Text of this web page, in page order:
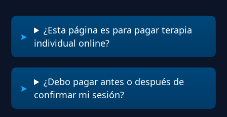
¿Esta página es para pagar terapia
individual online?
¿Debo pagar antes o después de
confirmar mi sesión?